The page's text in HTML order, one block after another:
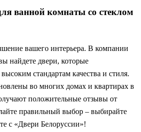
ванной комнаты со стеклом
вашего интерьера. В компании
найдете двери, которые
стандартам качества и стиля.
во многих домах и квартирах в
положительные отзывы от
правильный выбор – выбирайте
с «Двери Белоруссии»!